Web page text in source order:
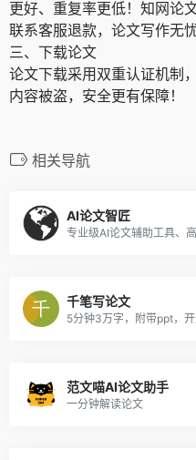
更好、重复率更低！知网论
联系客服退款，论文写作无
三、下载论文
论文下载采用双重认证机制
内容被盗，安全更有保障！
相关导航
AI论文智匠
专业级AI论文辅助工具、
千笔写论文
范文喵AI论文助手
一分钟解读论文